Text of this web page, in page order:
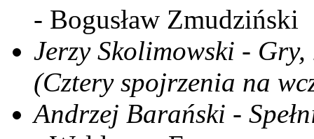
- Bogusław Zmudziński
Jerzy Skolimowski -
(Cztery spojrzenia na
Andrzej Barański -